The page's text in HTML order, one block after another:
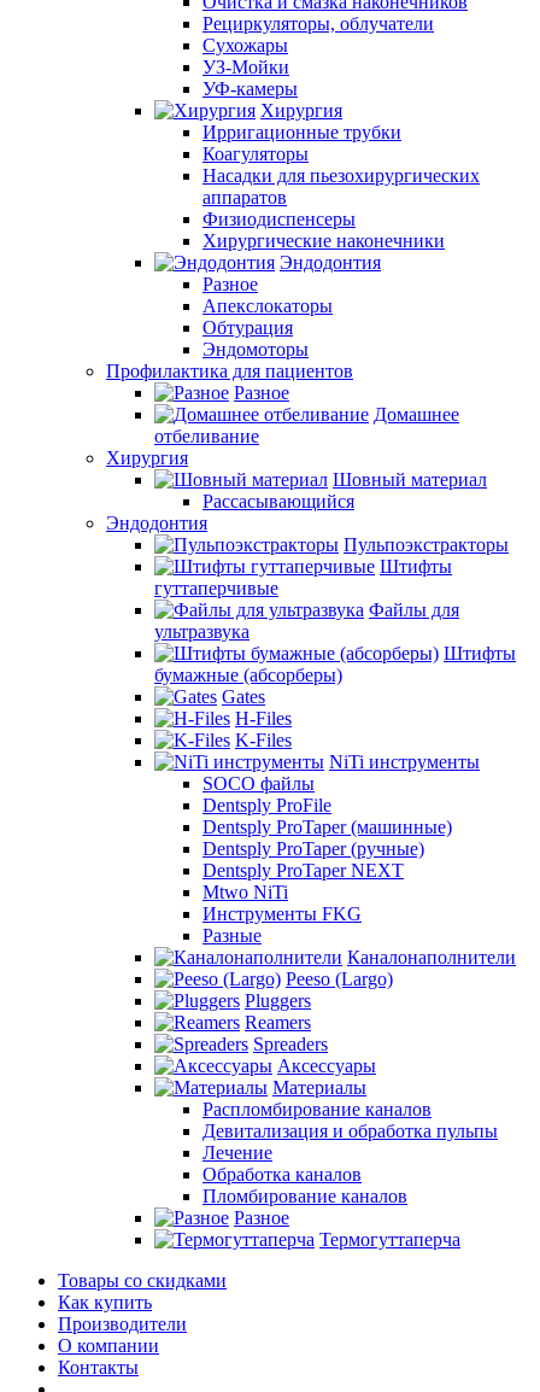
Рециркуляторы, облучатели
Сухожары
УЗ-Мойки
УФ-камеры
Хирургия
Ирригационные трубки
Коагуляторы
Насадки для пьезохирургических
аппаратов
Физиодиспенсеры
Хирургические наконечники
Эндодонтия
Разное
Апекслокаторы
Обтурация
Эндомоторы
Профилактика для пациентов
Разное
Домашнее
отбеливание
Хирургия
Шовный материал
Рассасывающийся
Эндодонтия
Пульпоэкстракторы
Штифты
гуттаперчивые
Файлы для
ультразвука
Штифты
бумажные (абсорберы)
Gates
H-Files
K-Files
NiTi инструменты
SOCO файлы
Dentsply ProFile
Dentsply ProTaper (машинные)
Dentsply ProTaper (ручные)
Dentsply ProTaper NEXT
Mtwo NiTi
Инструменты FKG
Разные
Каналонаполнители
Peeso (Largo)
Pluggers
Reamers
Spreaders
Аксессуары
Материалы
Распломбирование каналов
Девитализация и обработка пульпы
Лечение
Обработка каналов
Пломбирование каналов
Разное
Термогуттаперча
Товары со скидками
Как купить
Производители
О компании
Контакты